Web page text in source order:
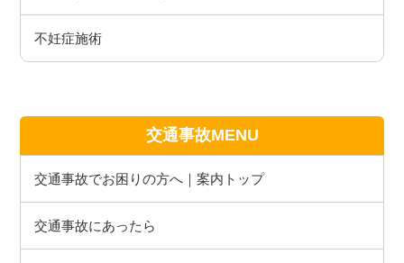
不妊症施術
交通事故MENU
交通事故でお困りの方へ｜案内トップ
交通事故にあったら